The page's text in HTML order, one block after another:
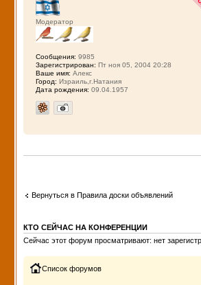
Модератор
Сообщения: 9985
Зарегистрирован: Пт ноя 05, 2004 20:28
Ваше имя: Алекс
Город: Израиль,г.Натания
Дата рождения: 09.04.1957
Вернуться в Правила доски объявлений
КТО СЕЙЧАС НА КОНФЕРЕНЦИИ
Сейчас этот форум просматривают: нет
Список форумов